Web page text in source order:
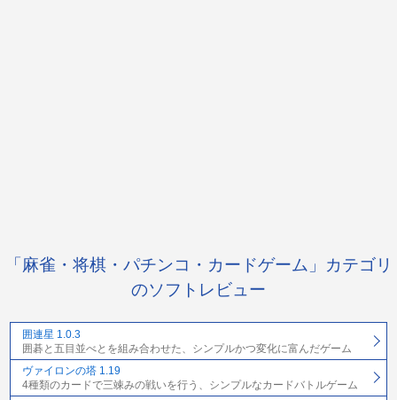
「麻雀・将棋・パチンコ・カードゲーム」カテゴリ
のソフトレビュー
囲連星 1.0.3
囲碁と五目並べとを組み合わせた、シンプルかつ変化に富んだゲーム
ヴァイロンの塔 1.19
4種類のカードで三竦みの戦いを行う、シンプルなカードバトルゲーム